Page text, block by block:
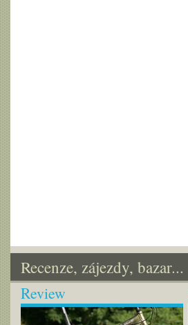
Recenze, zájezdy, bazar...
Review